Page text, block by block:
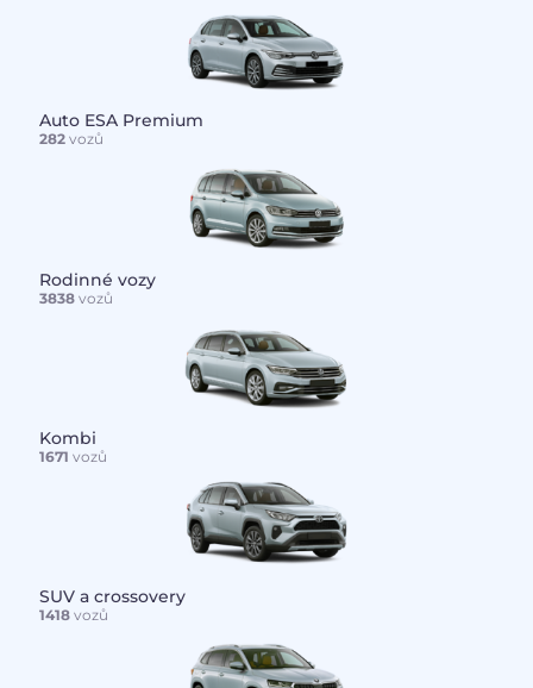
Auto ESA Premium
282vozů
Rodinné vozy
3838vozů
Kombi
1671 vozů
SUV a crossovery
1418vozů